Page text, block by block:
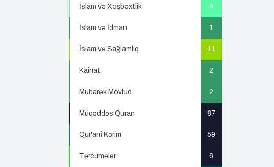
İslam və Xoşbəxtlik 4
İslam və İdman 1
İslam və Sağlamlıq 11
Kainat 2
Mübarək Mövlud 2
Müqəddəs Quran 87
Qur'ani Kərim 59
Tərcümələr 6